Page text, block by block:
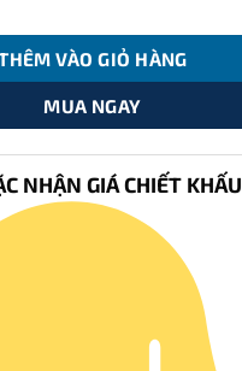
₫.là:
235.000 ₫.
VÀO GIỎ HÀNG
MUA NGAY
NHẬN GIÁ CHIẾT KHẤU